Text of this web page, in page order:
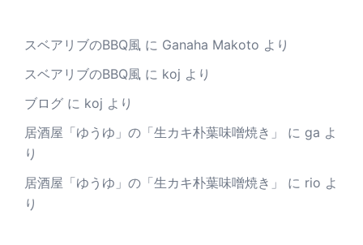
スベアリブのBBQ風 に Ganaha Makoto より
スベアリブのBBQ風 に koj より
ブログ に koj より
居酒屋「ゆうゆ」の「生カキ朴葉味噌焼き」
に ga よ
り
居酒屋「ゆうゆ」の「生カキ朴葉味噌焼き」
に rio よ
り